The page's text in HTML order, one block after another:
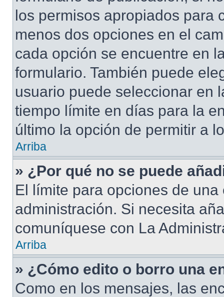
los permisos apropiados para
menos dos opciones en el
cada opción se encuentre en
formulario. También puede
usuario puede seleccionar en
tiempo límite en días para la
último la opción de permitir a
Arriba
» ¿Por qué no se puede
El límite para opciones de
administración. Si necesita
comuníquese con La
Arriba
» ¿Cómo edito o borro una
Como en los mensajes, las